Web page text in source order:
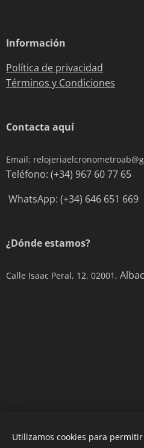
Información
Política de privacidad
Términos y Condiciones
Contacta aquí
Email:
Teléfono: (+34) 967 60
WhatsApp: (+34) 646 651 669
¿Dónde estamos?
Calle Isaac Peral, 12, 02001,
Utilizamos cookies para